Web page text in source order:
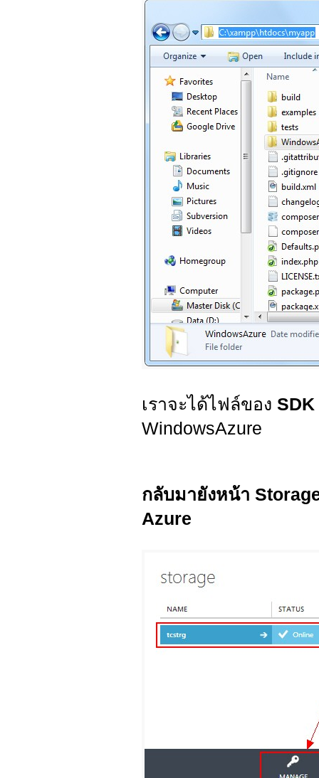
เราจะได้ไฟล์ของ SDK
WindowsAzure
กลับมายังหน้า
Azure